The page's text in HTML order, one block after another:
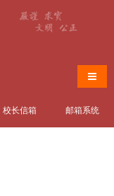
导航
校长信箱 邮箱系统